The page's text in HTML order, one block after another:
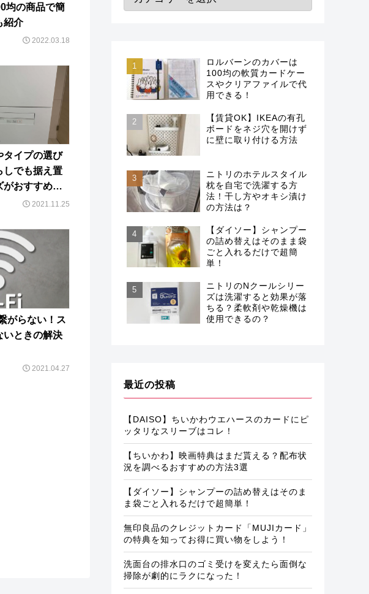
均の商品で簡
紹介
2022.03.18
タイプの選び
でも据え置
がおすすめな
2021.11.25
がらない！ス
いときの解決
2021.04.27
ロルバーンのカバーは
100均の軟質カードケー
スやクリアファイルで代
用できる！
【賃貸OK】IKEAの有孔
ボードをネジ穴を開けず
に壁に取り付ける方法
ニトリのホテルスタイル
枕を自宅で洗濯する方
法！干し方やオキシ漬け
の方法は？
【ダイソー】シャンプー
の詰め替えはそのまま袋
ごと入れるだけで超簡
単！
ニトリのNクールシリー
ズは洗濯すると効果が落
ちる？柔軟剤や乾燥機は
使用できるの？
最近の投稿
【DAISO】ちいかわウエハースのカードにピ
ッタリなスリーブはコレ！
【ちいかわ】映画特典はまだ貰える？配布状
況を調べるおすすめの方法3選
【ダイソー】シャンプーの詰め替えはそのま
ま袋ごと入れるだけで超簡単！
無印良品のクレジットカード「MUJIカード」
の特典を知ってお得に買い物をしよう！
洗面台の排水口のゴミ受けを変えたら面倒な
掃除が劇的にラクになった！